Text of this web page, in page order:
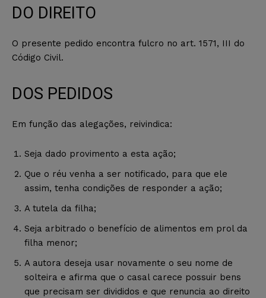
DO DIREITO
O presente pedido encontra fulcro no art. 1571, III do
Código Civil.
DOS PEDIDOS
Em função das alegações, reivindica:
Seja dado provimento a esta ação;
Que o réu venha a ser notificado, para que ele
assim, tenha condições de responder a ação;
A tutela da filha;
Seja arbitrado o benefício de alimentos em prol da
filha menor;
A autora deseja usar novamente o seu nome de
solteira e afirma que o casal carece possuir bens
que precisam ser divididos e que renuncia ao direito